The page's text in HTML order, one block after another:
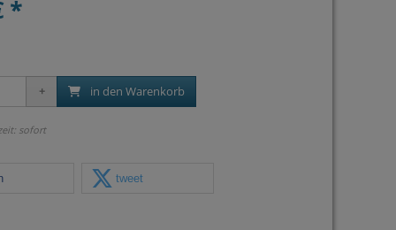
*
in den Warenkorb
sofort
tweet